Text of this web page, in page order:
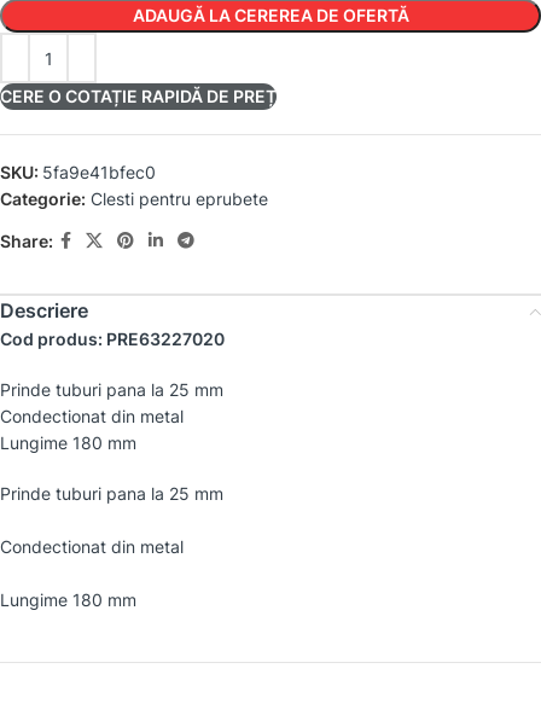
ADAUGĂ LA CEREREA DE OFERTĂ
CERE O COTAȚIE RAPIDĂ DE PREȚ
SKU: 5fa9e41bfec0
Categorie: Clesti pentru eprubete
Share:
Descriere
Cod produs: PRE63227020
Prinde tuburi pana la 25 mm
Condectionat din metal
Lungime 180 mm
Prinde tuburi pana la 25 mm
Condectionat din metal
Lungime 180 mm